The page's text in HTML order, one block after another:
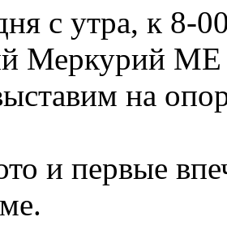
с утра, к 8-
Меркурий ME
на
и первые